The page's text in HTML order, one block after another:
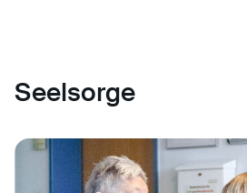
Seelsorge